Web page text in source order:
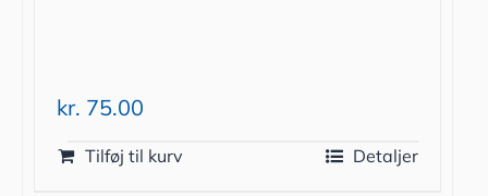
kr. 75.00
Tilføj til kurv Detaljer